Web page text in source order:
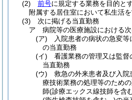
(2)
前号に規定する業務を目的と
附属する居住室において私生活
(3)
次に掲げる当直勤務
ア
病院等の医療施設における
(ア)
入院患者の病状の急変
の当直勤務
(イ)
看護業務の管理又は監
当直勤務
(ウ)
救急の外来患者及び入
療技術業務の処理等のため
師(診療エックス線技師を含